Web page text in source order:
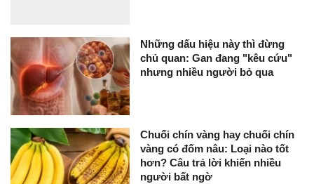
Những dấu hiệu này thì đừng
chủ quan: Gan đang "kêu cứu"
nhưng nhiều người bỏ qua
Chuối chín vàng hay chuối chín
vàng có đốm nâu: Loại nào tốt
hơn? Câu trả lời khiến nhiều
người bất ngờ